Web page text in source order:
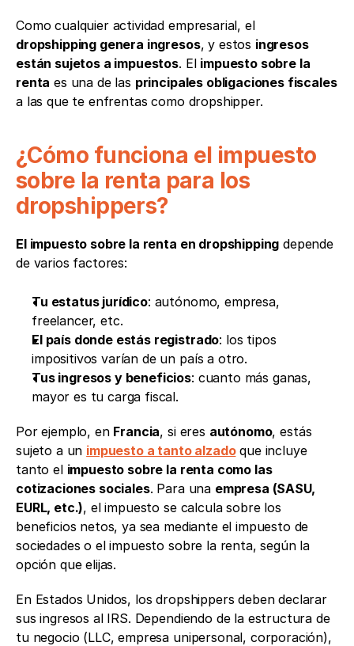
Como cualquier actividad empresarial, el
dropshipping genera ingresos, y estos ingresos
están sujetos a impuestos. El impuesto sobre la
renta es una de las principales obligaciones fiscales
a las que te enfrentas como dropshipper.
¿Cómo funciona el impuesto
sobre la renta para los
dropshippers?
El impuesto sobre la renta en dropshipping depende
de varios factores:
Tu estatus jurídico: autónomo, empresa,
freelancer, etc.
El país donde estás registrado: los tipos
impositivos varían de un país a otro.
Tus ingresos y beneficios: cuanto más ganas,
mayor es tu carga fiscal.
Por ejemplo, en Francia, si eres autónomo, estás
sujeto a un impuesto a tanto alzado que incluye
tanto el impuesto sobre la renta como las
cotizaciones sociales. Para una empresa (SASU,
EURL, etc.), el impuesto se calcula sobre los
beneficios netos, ya sea mediante el impuesto de
sociedades o el impuesto sobre la renta, según la
opción que elijas.
En Estados Unidos, los dropshippers deben declarar
sus ingresos al IRS. Dependiendo de la estructura de
tu negocio (LLC, empresa unipersonal, corporación),